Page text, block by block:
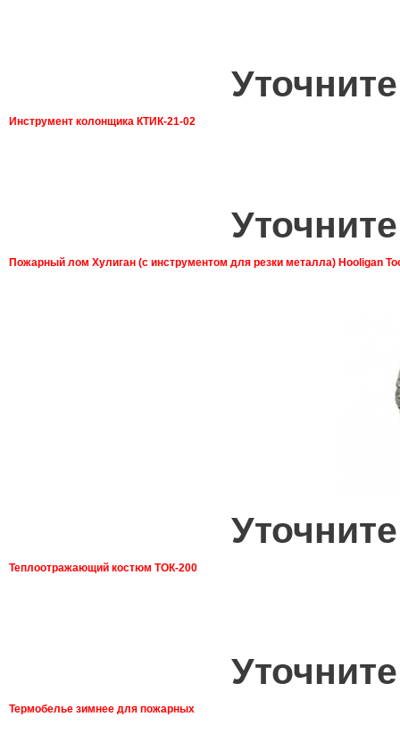
Инструмент колонщика КТИК-21-02
Пожарный лом Хулиган (с инструментом для резки металла) Hooligan
Теплоотражающий костюм ТОК-200
Термобелье зимнее для пожарных